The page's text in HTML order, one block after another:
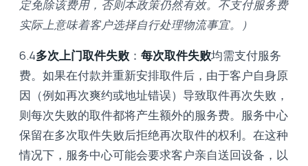
定免除该费用，否则本政策仍然有效。不支付服务费
实际上意味着客户选择自行处理物流事宜。）
6.4多次上门取件失败 ： 每次取件失败均需支付服务
费。如果在付款并重新安排取件后，由于客户自身原
因（例如再次爽约或地址错误）导致取件再次失败，
则每次失败的取件都将产生额外的服务费。服务中心
保留在多次取件失败后拒绝再次取件的权利。在这种
情况下，服务中心可能会要求客户亲自送回设备，以